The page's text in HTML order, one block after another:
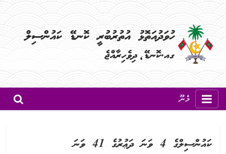
މެނޫ
ކައުންސިލްގެ 4 ވަނަ ދަޢުރުގެ 41 ވަނަ